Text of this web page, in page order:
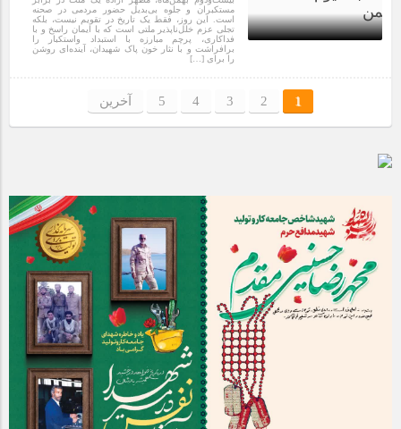
مستکبران و جلوه بی‌بدیل حضور مردمی در صحنه
است. این روز، فقط یک تاریخ در تقویم نیست، بلکه
تجلی عزم خلل‌ناپذیر ملتی است که با ایمان راسخ و با
فداکاری، پرچم مبارزه با استبداد واستکبار را
برافراشت و با نثار خون پاک شهیدان، آینده‌ای روشن
را برای […]
1
2
3
4
5 آخرین